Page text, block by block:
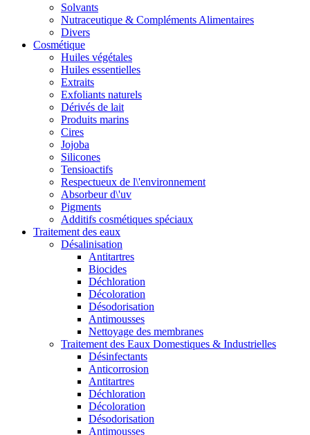
Solvants
Nutraceutique & Compléments Alimentaires
Divers
Cosmétique
Huiles végétales
Huiles essentielles
Extraits
Exfoliants naturels
Dérivés de lait
Produits marins
Cires
Jojoba
Silicones
Tensioactifs
Respectueux de l\'environnement
Absorbeur d\'uv
Pigments
Additifs cosmétiques spéciaux
Traitement des eaux
Désalinisation
Antitartres
Biocides
Déchloration
Décoloration
Désodorisation
Antimousses
Nettoyage des membranes
Traitement des Eaux Domestiques & Industrielles
Désinfectants
Anticorrosion
Antitartres
Déchloration
Décoloration
Désodorisation
Antimousses